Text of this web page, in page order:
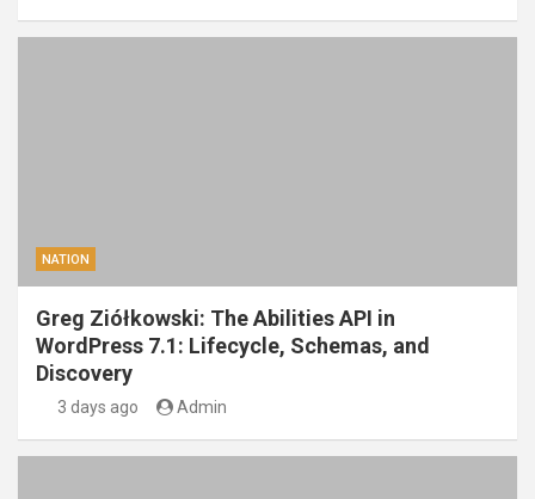
NATION
Greg Ziółkowski: The Abilities API in
WordPress 7.1: Lifecycle, Schemas, and
Discovery
3 days ago Admin